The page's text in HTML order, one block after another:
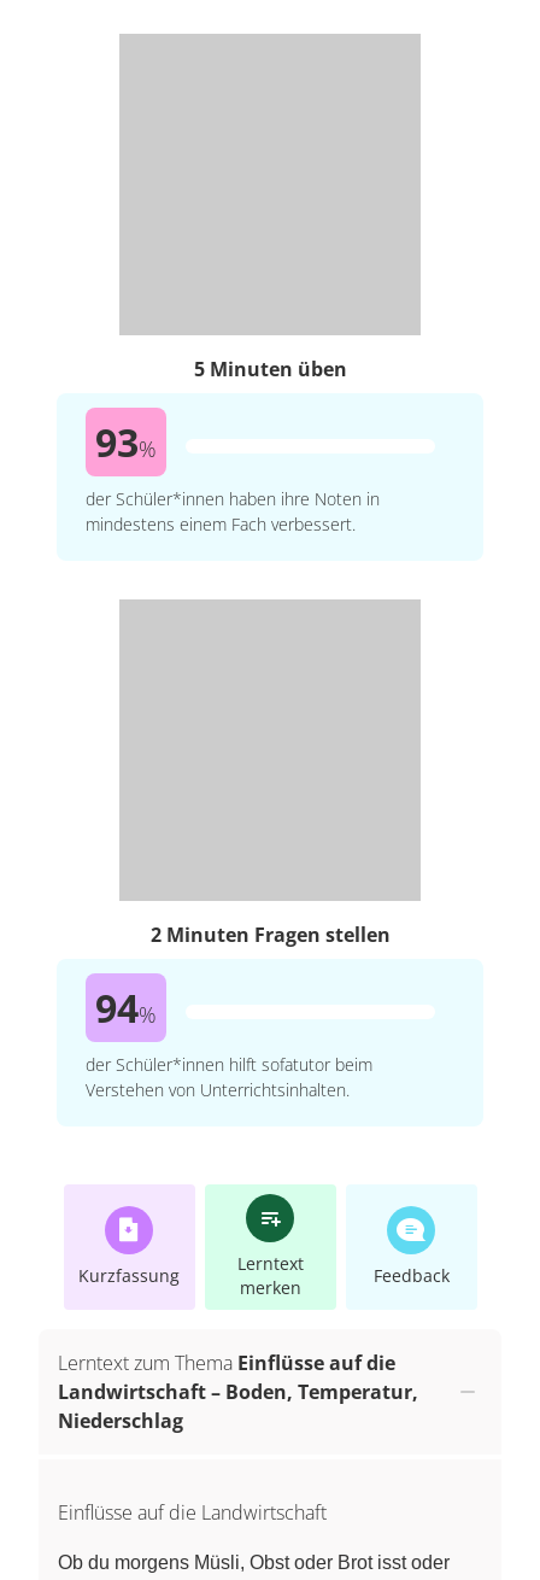
5 Minuten üben
93%
der Schüler*innen haben ihre Noten in
mindestens einem Fach verbessert.
2 Minuten Fragen stellen
94%
der Schüler*innen hilft sofatutor beim
Verstehen von Unterrichtsinhalten.
Kurzfassung
Lerntext
merken
Feedback
Lerntext zum Thema Einflüsse auf die
Landwirtschaft – Boden, Temperatur,
Niederschlag
Einflüsse auf die Landwirtschaft
Ob du morgens Müsli, Obst oder Brot isst oder